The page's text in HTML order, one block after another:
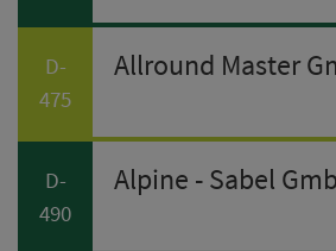
D-
475
Allround Master
D-
490
Alpine - Sabel